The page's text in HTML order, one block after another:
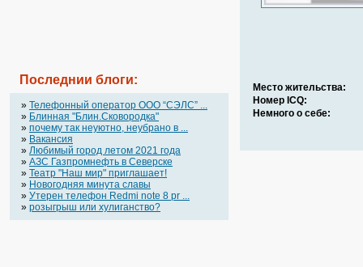
Последнии блоги:
» Телефонный оператор OOO “СЭЛС” ...
» Блинная "Блин.Сковородка"
» почему так неуютно, неубрано в ...
» Вакансия
» Любимый город летом 2021 года
» АЗС Газпромнефть в Северске
» Театр "Наш мир" приглашает!
» Новогодняя минута славы
» Утерен телефон Redmi note 8 pr ...
» розыгрыш или хулиганство?
Место жительства:
Номер ICQ:
Немного о себе: